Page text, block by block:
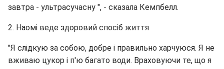
завтра - ультрасучасну ", - сказала Кемпбелл.
2. Наомі веде здоровий спосіб життя
"Я слідкую за собою, добре і правильно харчуюся. Я не
вживаю цукор і п'ю багато води. Враховуючи те, що я